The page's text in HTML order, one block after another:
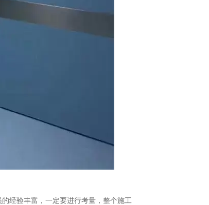
经验丰富，一定要进行考量，整个施工